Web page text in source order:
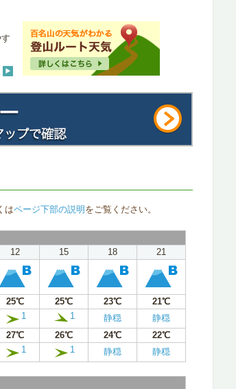
はページ下部の説明 をご覧ください。
12 15 18 21
25℃ 25℃ 23℃
21℃
1 1 静穏 静穏
27℃ 26℃ 24℃
22℃
1 1 静穏 静穏